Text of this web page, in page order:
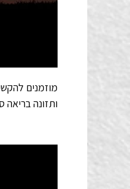
מוזמנים
ותזונה בריאה